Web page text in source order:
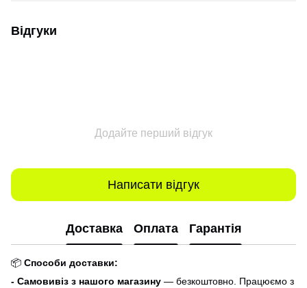
Відгуки
Додайте перший відгук
Написати відгук
Доставка Оплата Гарантія
📦 Способи доставки:
- Самовивіз з нашого магазину — безкоштовно. Працюємо з